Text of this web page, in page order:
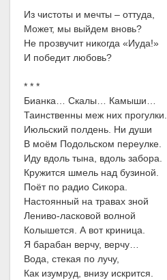
Из чистоты и мечты – оттуда,
Может, мы выйдем вновь?
Не прозвучит никогда «Иуда!»
И победит любовь?
* * *
Бианка… Скалы… Камыши…
Таинственны меж них прогулки.
Июльский полдень. Ни души
В моём Подольском переулке.
Иду вдоль тына, вдоль забора.
Кружится шмель над бузиной.
Поёт по радио Сикора.
Настоянный на травах зной
Лениво-ласковой волной
Колышется. А вот криница.
Я барабан верчу, верчу…
Вода, стекая по лучу,
Как изумруд, внизу искрится.